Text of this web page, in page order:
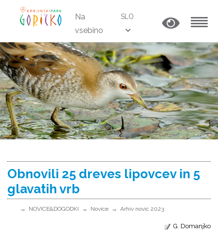
Na
vsebino
SLO
Obnovili 25 dreves lipovcev in 5
glavatih vrb
NOVICE&DOGODKI Novice Arhiv novic 2023
G. Domanjko